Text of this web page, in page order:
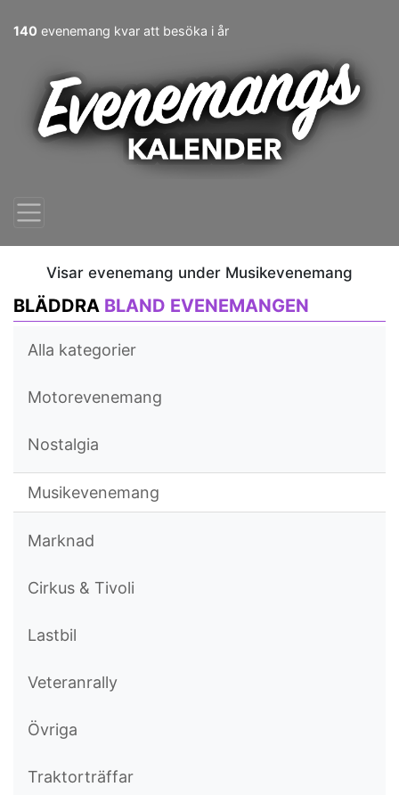
140 evenemang kvar att besöka i år
Visar evenemang under Musikevenemang
BLÄDDRA BLAND EVENEMANGEN
Alla kategorier
Motorevenemang
Nostalgia
Musikevenemang
Marknad
Cirkus & Tivoli
Lastbil
Veteranrally
Övriga
Traktorträffar